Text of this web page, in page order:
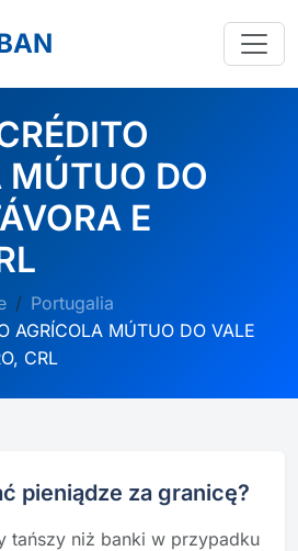
MÚTUO DO
E
Portugalia
AGRÍCOLA MÚTUO DO VALE
CRL
pieniądze za granicę?
tańszy niż banki w przypadku